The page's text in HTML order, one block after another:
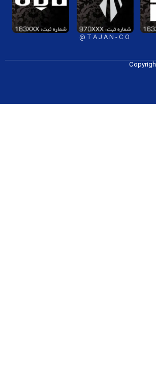
با استفاده از سوکت‌های شارژ مخصوص، می‌توانید
T A J A N - C O @